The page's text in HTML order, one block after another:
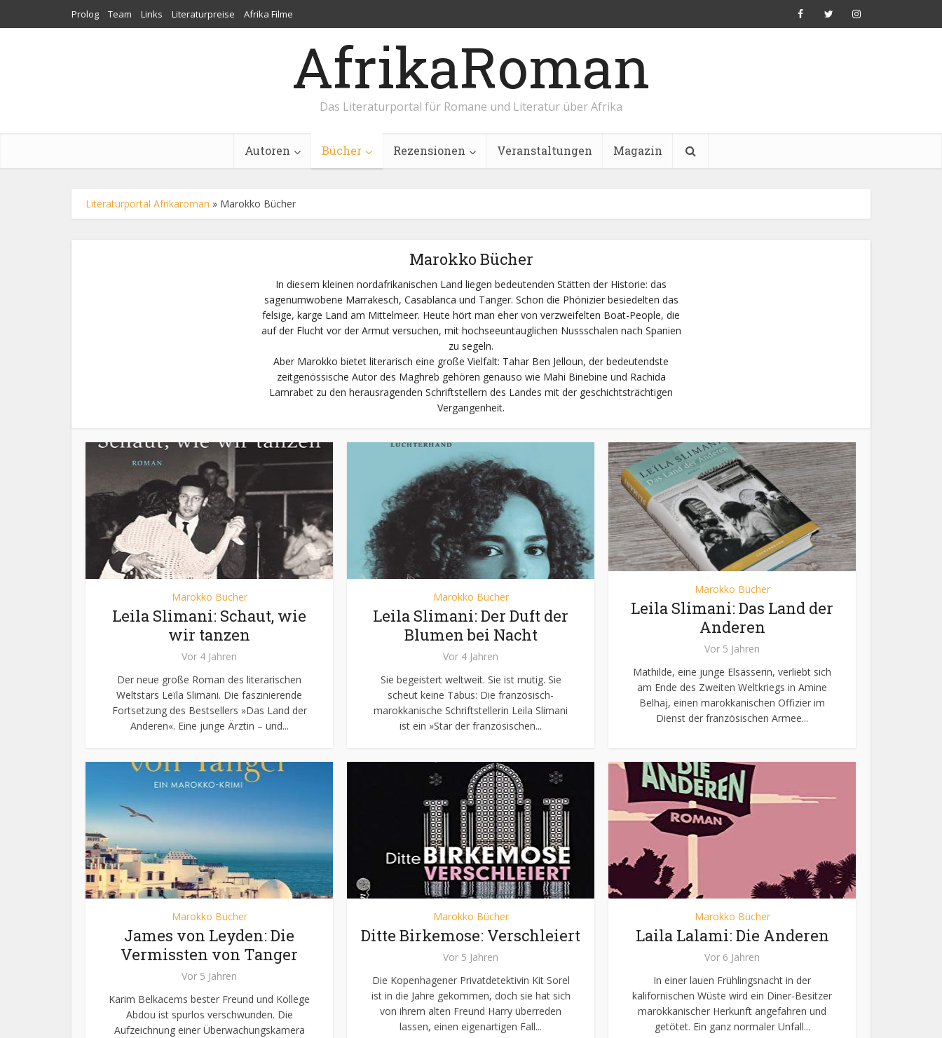
Prolog Team Links Literaturpreise Afrika Filme
AfrikaRoman
Das Literaturportal für Romane und Literatur über Afrika
Autoren Bücher Rezensionen Veranstaltungen Magazin
Literaturportal Afrikaroman » Marokko Bücher
Marokko Bücher
In diesem kleinen nordafrikanischen Land liegen bedeutenden Stätten der Historie: das
sagenumwobene Marrakesch, Casablanca und Tanger. Schon die Phönizier besiedelten das
felsige, karge Land am Mittelmeer. Heute hört man eher von verzweifelten Boat-People, die
auf der Flucht vor der Armut versuchen, mit hochseeuntauglichen Nussschalen nach Spanien
zu segeln.
Aber Marokko bietet literarisch eine große Vielfalt: Tahar Ben Jelloun, der bedeutendste
zeitgenössische Autor des Maghreb gehören genauso wie Mahi Binebine und Rachida
Lamrabet zu den herausragenden Schriftstellern des Landes mit der geschichtsträchtigen
Vergangenheit.
Marokko Bücher
Leila Slimani: Schaut, wie
wir tanzen
Vor 4 Jahren
Der neue große Roman des literarischen
Weltstars Leïla Slimani. Die faszinierende
Fortsetzung des Bestsellers »Das Land der
Anderen«. Eine junge Ärztin – und...
Marokko Bücher
Leila Slimani: Der Duft der
Blumen bei Nacht
Vor 4 Jahren
Sie begeistert weltweit. Sie ist mutig. Sie
scheut keine Tabus: Die französisch-
marokkanische Schriftstellerin Leila Slimani
ist ein »Star der französischen...
Marokko Bücher
Leila Slimani: Das Land der
Anderen
Vor 5 Jahren
Mathilde, eine junge Elsässerin, verliebt sich
am Ende des Zweiten Weltkriegs in Amine
Belhaj, einen marokkanischen Offizier im
Dienst der französischen Armee...
Marokko Bücher
James von Leyden: Die
Vermissten von Tanger
Vor 5 Jahren
Karim Belkacems bester Freund und Kollege
Abdou ist spurlos verschwunden. Die
Aufzeichnung einer Überwachungskamera
Marokko Bücher
Ditte Birkemose: Verschleiert
Vor 5 Jahren
Die Kopenhagener Privatdetektivin Kit Sorel
ist in die Jahre gekommen, doch sie hat sich
von ihrem alten Freund Harry überreden
lassen, einen eigenartigen Fall...
Marokko Bücher
Laila Lalami: Die Anderen
Vor 6 Jahren
In einer lauen Frühlingsnacht in der
kalifornischen Wüste wird ein Diner-Besitzer
marokkanischer Herkunft angefahren und
getötet. Ein ganz normaler Unfall...